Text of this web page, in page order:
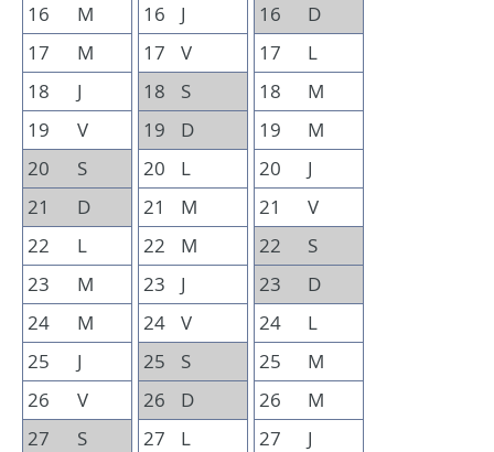
16
M
17
M
18
J
19
V
20
S
21
D
22
L
23
M
24
M
25
J
26
V
27
S
16
J
17
V
18
S
19
D
20
L
21
M
22
M
23
J
24
V
25
S
26
D
27
L
16
D
17
L
18
M
19
M
20
J
21
V
22
S
23
D
24
L
25
M
26
M
27
J